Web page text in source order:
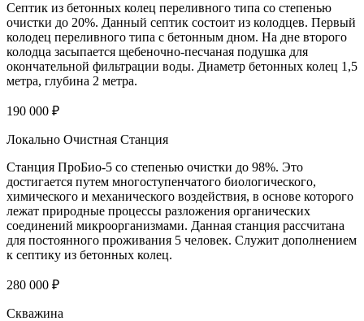
Септик из бетонных колец переливного типа со степенью
очистки до 20%. Данный септик состоит из колодцев. Первый
колодец переливного типа с бетонным дном. На дне второго
колодца засыпается щебеночно-песчаная подушка для
окончательной фильтрации воды. Диаметр бетонных колец 1,5
метра, глубина 2 метра.
190 000 ₽
Локально Очистная Станция
Станция ПроБио-5 со степенью очистки до 98%. Это
достигается путем многоступенчатого биологического,
химического и механического воздействия, в основе которого
лежат природные процессы разложения органических
соединений микроорганизмами. Данная станция рассчитана
для постоянного проживания 5 человек. Служит дополнением
к септику из бетонных колец.
280 000 ₽
Скважина